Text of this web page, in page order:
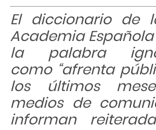
El diccionario de
Academia
la palabra
como “afrenta
los últimos
medios de
informan